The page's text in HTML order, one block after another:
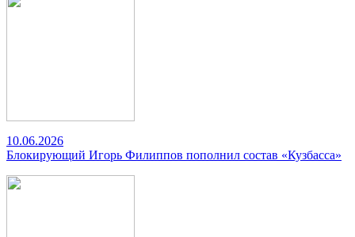
10.06.2026
Блокирующий Игорь Филиппов пополнил состав «Кузбасса»